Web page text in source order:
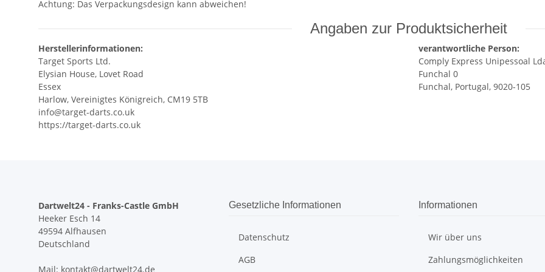
Achtung: Das Verpackungsdesign kann abweichen!
Angaben zur Produktsicherheit
Herstellerinformationen:
Target Sports Ltd.
Elysian House, Lovet Road
Essex
Harlow, Vereinigtes Königreich, CM19 5TB
info@target-darts.co.uk
https://target-darts.co.uk
verantwortliche Person:
Comply Express Unipessoal
Funchal 0
Funchal, Portugal, 9020-105
Dartwelt24 - Franks-Castle GmbH
Heeker Esch 14
49594 Alfhausen
Deutschland
Mail: kontakt@dartwelt24.de
Gesetzliche Informationen
Datenschutz
AGB
Informationen
Wir über uns
Zahlungsmöglichkeiten